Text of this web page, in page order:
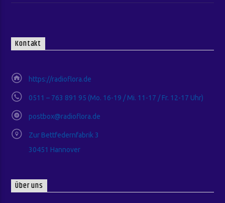
Kontakt
https://radioflora.de
0511 – 763 891 95 (Mo. 16-19 / Mi. 11-17 / Fr. 12-17 Uhr)
postbox@radioflora.de
Zur Bettfedernfabrik 3
30451 Hannover
Über uns